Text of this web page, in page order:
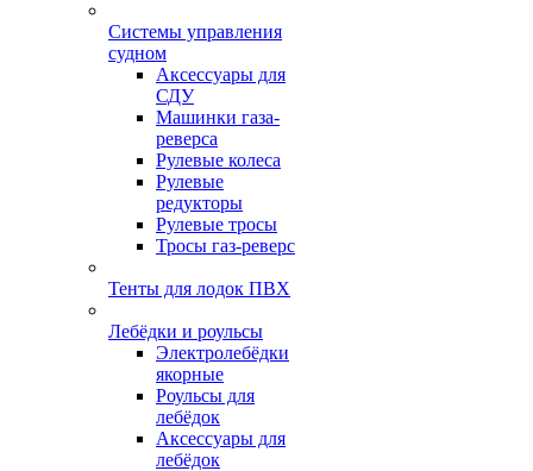
Системы управления
судном
Аксессуары для
СДУ
Машинки газа-
реверса
Рулевые колеса
Рулевые
редукторы
Рулевые тросы
Тросы газ-реверс
Тенты для лодок ПВХ
Лебёдки и роульсы
Электролебёдки
якорные
Роульсы для
лебёдок
Аксессуары для
лебёдок